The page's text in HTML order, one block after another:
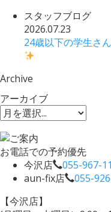
スタッフブログ
2026.07.23
24歳以下の学生さ
Archive
アーカイブ
お電話での予約優先
今沢店
055-967-
aun-fix店
055-
【今沢店】